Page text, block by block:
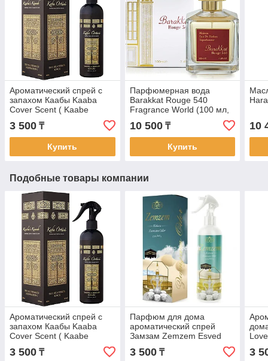
Ароматический спрей c
запахом Каабы Kaaba
Cover Scent ( Kaabe
Ortusu Kokusu ), 400 мл,
Турция
3 500 ₸
Купить
Парфюмерная вода
Barakkat Rouge 540
Fragrance World (100 мл,
ОАЭ). Аналог Baccarat
Rouge 540 Maison
10 500₸
Купить
10
Подобные товары компании
Ароматический спрей c
запахом Каабы Kaaba
Cover Scent ( Kaabe
Ortusu Kokusu ), 400 мл,
Турция
3 500 ₸
Парфюм для дома
ароматический спрей
Замзам Zemzem Esved
Турция)
3 500₸ 3